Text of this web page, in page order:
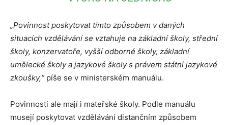
„Povinnost poskytovat tímto způsobem v daných
situacích vzdělávání se vztahuje na základní školy, střední
školy, konzervatoře, vyšší odborné školy, základní
umělecké školy a jazykové školy s právem státní jazykové
zkoušky,“ píše se v ministerském manuálu.
Povinnosti ale mají i mateřské školy. Podle manuálu
musejí poskytovat vzdělávání distančním způsobem